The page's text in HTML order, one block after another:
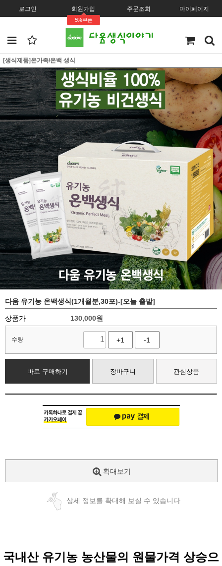
로그인 회원가입
5%쿠폰
주문조회 마이페이지
[생식제품]온가족/온백 생식
다움 유기농 온백생식(1개월분,30포)-[오늘 출발]
상품가 130,000원
수량 +1 -1
바로 구매하기 장바구니 관심상품
확대보기
상세 정보를 확대해 보실 수 있습니다
국내산 유기농 농산물의 원물가격 상승으